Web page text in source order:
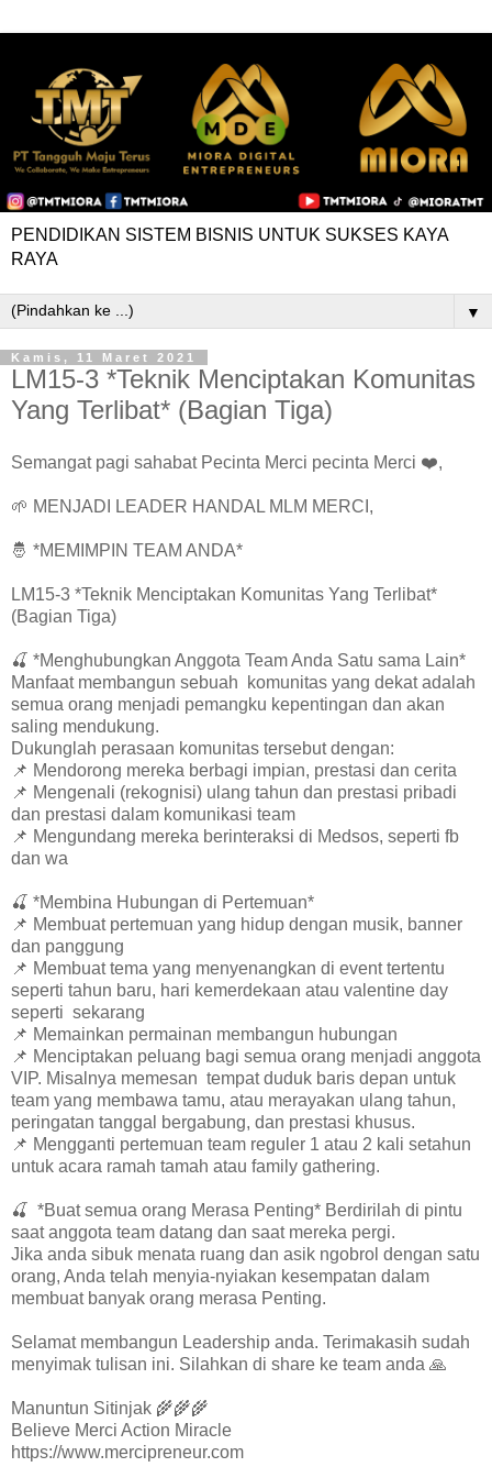
PENDIDIKAN SISTEM BISNIS UNTUK SUKSES KAYA
RAYA
▼
Kamis, 11 Maret 2021
LM15-3 *Teknik Menciptakan Komunitas
Yang Terlibat* (Bagian Tiga)
Semangat pagi sahabat Pecinta Merci pecinta Merci ❤️,
🌱 MENJADI LEADER HANDAL MLM MERCI,
🤴 *MEMIMPIN TEAM ANDA*
LM15-3 *Teknik Menciptakan Komunitas Yang Terlibat*
(Bagian Tiga)
🍒 *Menghubungkan Anggota Team Anda Satu sama Lain*
Manfaat membangun sebuah komunitas yang dekat adalah
semua orang menjadi pemangku kepentingan dan akan
saling mendukung.
Dukunglah perasaan komunitas tersebut dengan:
📌 Mendorong mereka berbagi impian, prestasi dan cerita
📌 Mengenali (rekognisi) ulang tahun dan prestasi pribadi
dan prestasi dalam komunikasi team
📌 Mengundang mereka berinteraksi di Medsos, seperti fb
dan wa
🍒 *Membina Hubungan di Pertemuan*
📌 Membuat pertemuan yang hidup dengan musik, banner
dan panggung
📌 Membuat tema yang menyenangkan di event tertentu
seperti tahun baru, hari kemerdekaan atau valentine day
seperti sekarang
📌 Memainkan permainan membangun hubungan
📌 Menciptakan peluang bagi semua orang menjadi anggota
VIP. Misalnya memesan tempat duduk baris depan untuk
team yang membawa tamu, atau merayakan ulang tahun,
peringatan tanggal bergabung, dan prestasi khusus.
📌 Mengganti pertemuan team reguler 1 atau 2 kali setahun
untuk acara ramah tamah atau family gathering.
🍒 *Buat semua orang Merasa Penting* Berdirilah di pintu
saat anggota team datang dan saat mereka pergi.
Jika anda sibuk menata ruang dan asik ngobrol dengan satu
orang, Anda telah menyia-nyiakan kesempatan dalam
membuat banyak orang merasa Penting.
Selamat membangun Leadership anda. Terimakasih sudah
menyimak tulisan ini. Silahkan di share ke team anda 🙏
Manuntun Sitinjak 🌾🌾🌾
Believe Merci Action Miracle
https://www.mercipreneur.com